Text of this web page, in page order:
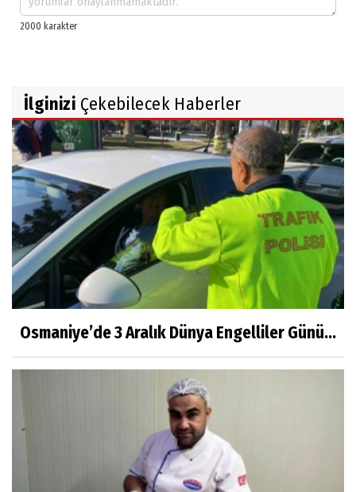
İlginizi Çekebilecek Haberler
Osmaniye’de 3 Aralık Dünya Engelliler Günü...